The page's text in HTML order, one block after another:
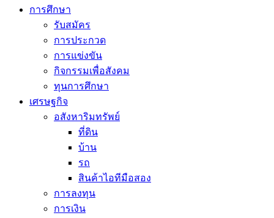
การศึกษา
รับสมัคร
การประกวด
การแข่งขัน
กิจกรรมเพื่อสังคม
ทุนการศึกษา
เศรษฐกิจ
อสังหาริมทรัพย์
ที่ดิน
บ้าน
รถ
สินค้าไอทีมือสอง
การลงทุน
การเงิน